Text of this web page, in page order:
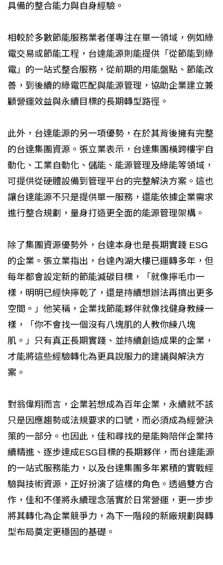
具備的整合能力與自身經驗。
相較於多數節能服務業者僅專注在單一領域，例如綠
電交易或節能工程，台達能源則能提供「從節能到綠
電」的一站式整合服務，從前期的用能盤點、節能改
善，到後續的綠電匹配與能源管理，協助企業建立兼
顧營運效益與永續目標的長期轉型路徑。
此外，台達能源的另一項優勢，在於其背後擁有完整
的台達集團資源。張立業表示，台達集團橫跨樓宇自
動化、工業自動化、儲能、能源管理及綠能等領域，
可提供從硬體設備到管理平台的完整解決方案。這也
讓台達能源不只是提供單一服務，還能依據企業需求
進行整合規劃，量身打造更全面的能源管理架構。
除了集團資源優勢外，台達本身也是長期實踐 ESG
的企業。張立業指出，台達內湖大樓已運轉多年，但
每年都會設定新的節能減碳目標，「就像擰毛巾一
樣，明明已經快擰乾了，還是持續想辦法再擠出更多
空間。」他笑稱，企業找節能夥伴就像找健身教練一
樣，「你不會找一個沒有八塊肌的人教你練八塊
肌。」只有真正長期實踐、並持續創造成果的企業，
才能將這些經驗轉化為更具說服力的建議與解決方
案。
對翁偉翔而言，企業若想成為百年企業，永續就不該
只是因應趨勢或法規要求的口號，而必須成為經營決
策的一部分。也因此，佳和尋找的是能夠陪伴企業持
續精進、逐步達成ESG目標的長期夥伴，而台達能源
的一站式服務能力，以及台達集團多年累積的實戰經
驗與技術資源，正好扮演了這樣的角色。透過雙方合
作，佳和不僅將永續理念落實於日常營運，更一步步
將其轉化為企業競爭力，為下一階段的新廠規劃與轉
型布局奠定更穩固的基礎。